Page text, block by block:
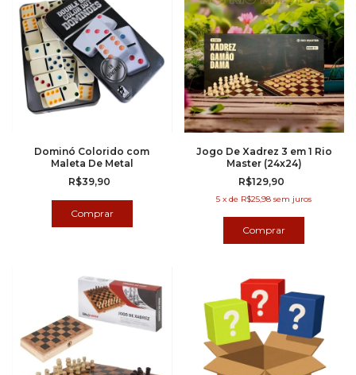
Dominó Colorido com
Maleta De Metal
R$39,90
Jogo De Xadrez 3 em 1 Rio
Master (24x24)
R$129,90
5 xde R$25,98 sem juros